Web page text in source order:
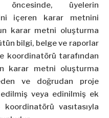
öncesinde, üyelerin
içeren karar metnini
karar metni oluşturma
bilgi, belge ve raporlar
koordinatörü tarafından
karar metni oluşturma
ve doğrudan proje
veya edinilmiş ek
vasıtasıyla